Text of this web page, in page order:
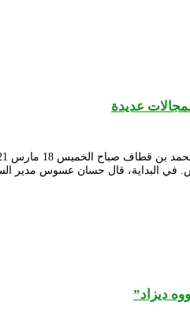
عديدة
في البداية، قال حسان عسوس مدير
ديزاد”